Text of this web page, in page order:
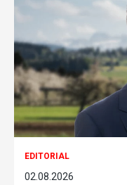
EDITORIAL
02.08.2026